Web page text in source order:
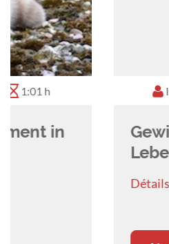
Irene Bruckner,